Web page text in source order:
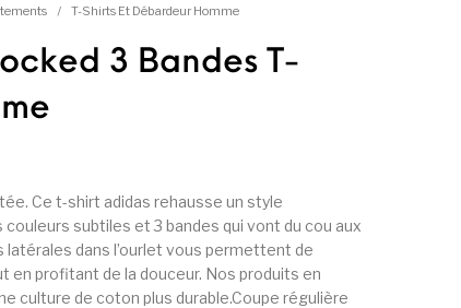
/ T-Shirts Et Débardeur Homme
3 Bandes T-
Ce t-shirt adidas rehausse un style
subtiles et 3 bandes qui vont du cou aux
dans l’ourlet vous permettent de
en profitant de la douceur. Nos produits en
culture de coton plus durable.Coupe régulière